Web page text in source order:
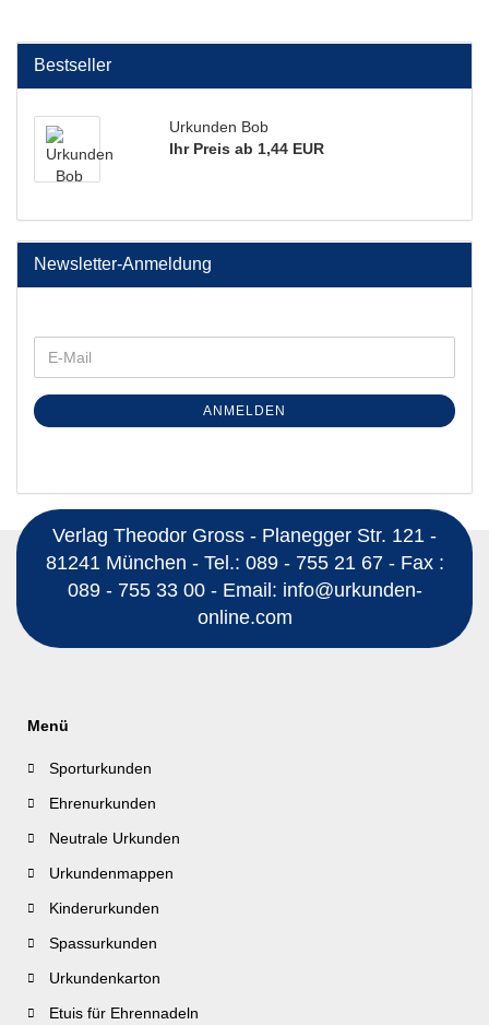
Bestseller
Urkunden Bob
Ihr Preis ab 1,44 EUR
Newsletter-Anmeldung
ANMELDEN
Verlag Theodor Gross - Planegger Str. 121 -
81241 München - Tel.: 089 - 755 21 67 - Fax :
089 - 755 33 00 - Email: info@urkunden-
online.com
Menü
Sporturkunden
Ehrenurkunden
Neutrale Urkunden
Urkundenmappen
Kinderurkunden
Spassurkunden
Urkundenkarton
Etuis für Ehrennadeln